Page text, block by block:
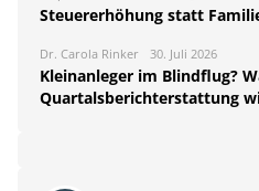
Steuererhöhung statt
Dr. Carola Rinker 30. Juli 2026
Kleinanleger im Blindflug?
Quartalsberichterstattung